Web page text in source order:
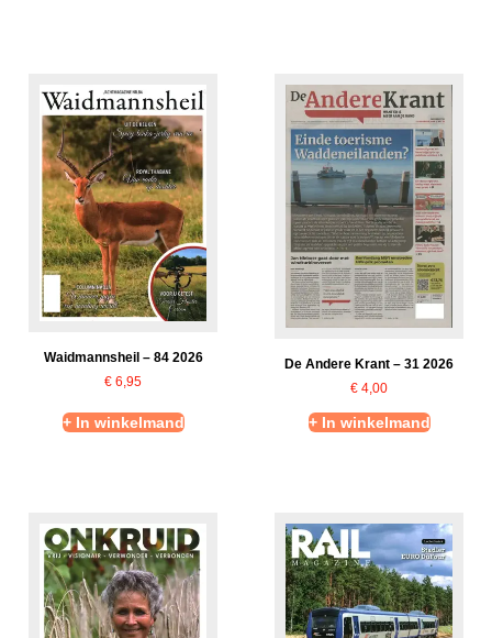
Waidmannsheil – 84 2026
€ 6,95
+ In winkelmand
De Andere Krant – 31 2026
€ 4,00
+ In winkelmand